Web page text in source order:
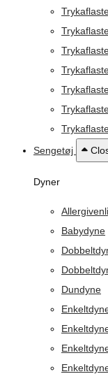
Sengetøj
Dyner
Babydyne
Dundyne